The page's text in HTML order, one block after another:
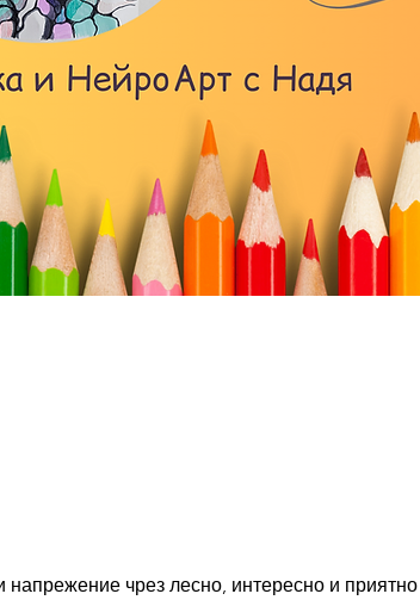
напрежение чрез лесно, интересно и